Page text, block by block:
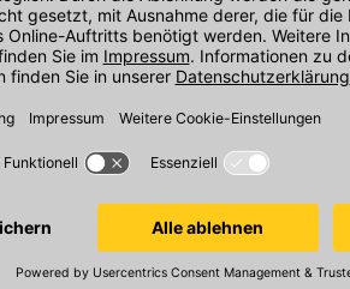
Stadur Süd Akustikeinlage